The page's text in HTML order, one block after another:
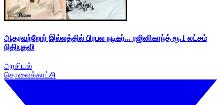
ஆதரவற்றோர் இல்லத்தில் பிரபல நடிகர்... ரஜினிகாந்த் ரூ.1 லட்சம்
நிதியுதவி
அரசியல்
தொலைக்காட்சி